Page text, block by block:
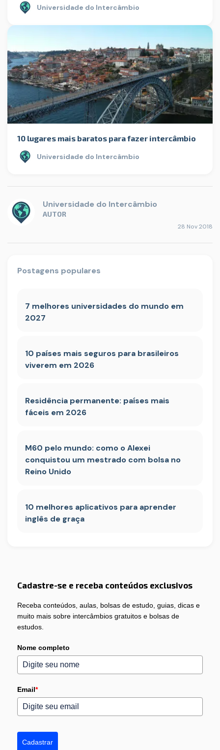
Universidade do Intercâmbio
10 lugares mais baratos para fazer intercâmbio
Universidade do Intercâmbio
Universidade do Intercâmbio
AUTOR
28 Nov 2018
Postagens populares
7 melhores universidades do mundo em
2027
10 países mais seguros para brasileiros
viverem em 2026
Residência permanente: países mais
fáceis em 2026
M60 pelo mundo: como o Alexei
conquistou um mestrado com bolsa no
Reino Unido
10 melhores aplicativos para aprender
inglês de graça
Cadastre-se e receba conteúdos exclusivos
Receba conteúdos, aulas, bolsas de estudo, guias, dicas e
muito mais sobre intercâmbios gratuitos e bolsas de
estudos.
Nome completo
Email*
Cadastrar